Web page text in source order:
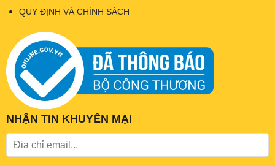
QUY ĐỊNH VÀ CHÍNH SÁCH
NHẬN TIN KHUYẾN MẠI